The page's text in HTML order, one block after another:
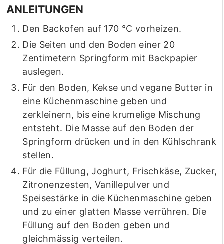
ANLEITUNGEN
Den Backofen auf 170 °C vorheizen.
Die Seiten und den Boden einer 20
Zentimetern Springform mit Backpapier
auslegen.
Für den Boden, Kekse und vegane Butter in
eine Küchenmaschine geben und
zerkleinern, bis eine krumelige Mischung
entsteht. Die Masse auf den Boden der
Springform drücken und in den Kühlschrank
stellen.
Für die Füllung, Joghurt, Frischkäse, Zucker,
Zitronenzesten, Vanillepulver und
Speisestärke in die Küchenmaschine geben
und zu einer glatten Masse verrühren. Die
Füllung auf den Boden geben und
gleichmässig verteilen.